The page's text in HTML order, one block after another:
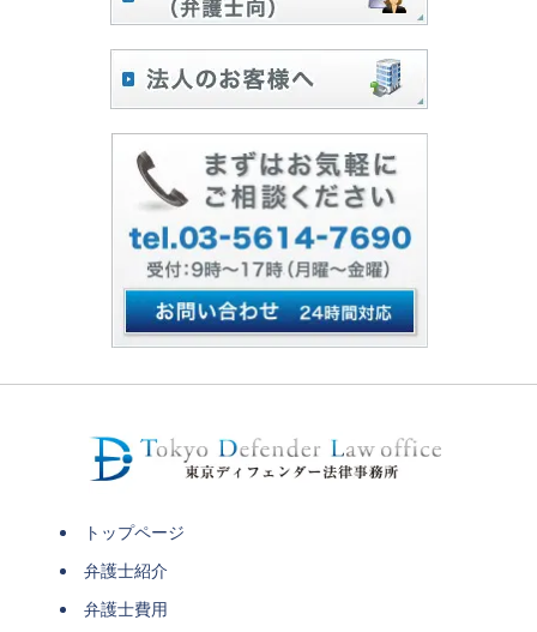
トップページ
弁護士紹介
弁護士費用